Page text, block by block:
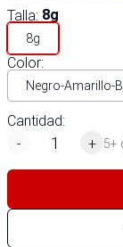
Talla: 8g
8g
Color:
Negro-Amarillo-
Cantidad:
-
+ 5+